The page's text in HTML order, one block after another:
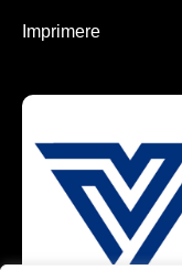
Imprimere